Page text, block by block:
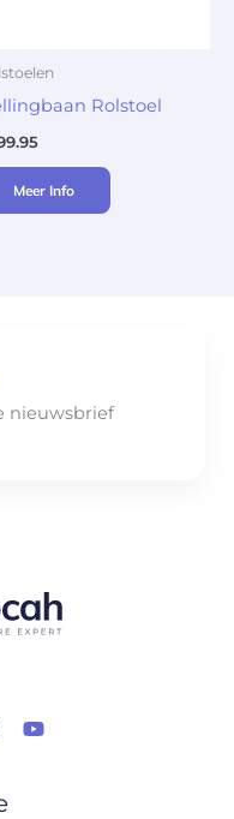
Rolstoel
Meer Info
nieuwsbrief